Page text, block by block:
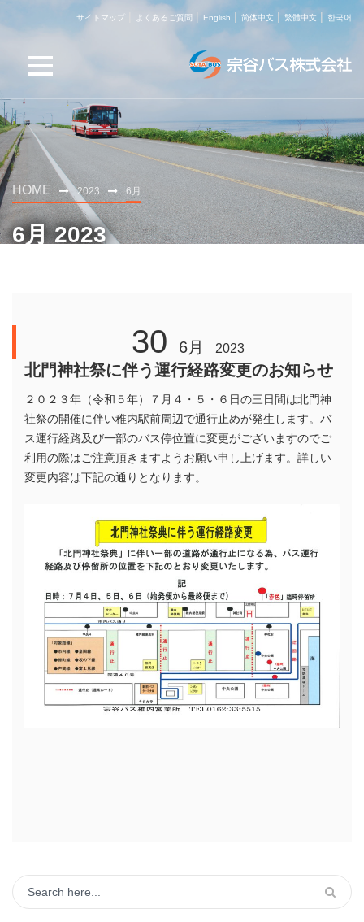
サイトマップ よくあるご質問 English 简体中文 繁體中文 한국어
HOME 2023 6月
6月 2023
30 6月 2023
北門神社祭に伴う運行経路変更のお知らせ
２０２３年（令和５年）７月４・５・６日の三日間は北門神
社祭の開催に伴い稚内駅前周辺で通行止めが発生します。バ
ス運行経路及び一部のバス停位置に変更がございますのでご
利用の際はご注意頂きますようお願い申し上げます。詳しい
変更内容は下記の通りとなります。